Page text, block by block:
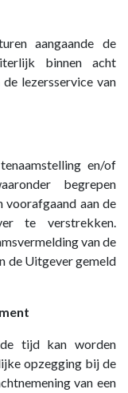
aangaande de
binnen acht
lezersservice van
en/of
begrepen
voorafgaand aan de
te verstrekken.
van de
de Uitgever gemeld
tijd kan worden
opzegging bij de
van een